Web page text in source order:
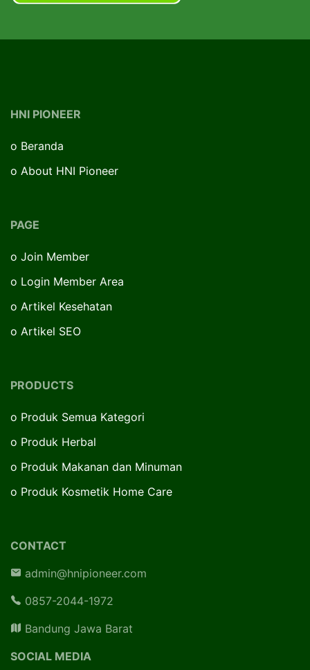
HNI PIONEER
o Beranda
o About HNI Pioneer
PAGE
o Join Member
o Login Member Area
o Artikel Kesehatan
o Artikel SEO
PRODUCTS
o Produk Semua Kategori
o Produk Herbal
o Produk Makanan dan Minuman
o Produk Kosmetik Home Care
CONTACT
admin@hnipioneer.com
0857-2044-1972
Bandung Jawa Barat
SOCIAL MEDIA